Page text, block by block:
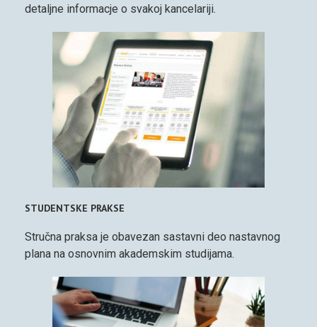
detaljne informacje o svakoj kancelariji.
STUDENTSKE PRAKSE
Stručna praksa je obavezan sastavni deo nastavnog
plana na osnovnim akademskim studijama.